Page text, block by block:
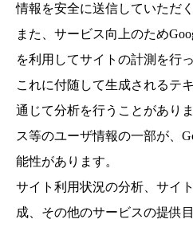
情報を安全に送信していただ
また、サービス向上のため
を利用してサイトの計測を行
これに付随して生成されるテ
通じて分析を行うことがあり
ス等のユーザ情報の一部が、
能性があります。
サイト利用状況の分析、サイ
成、その他のサービスの提供